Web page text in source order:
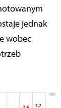
jednak
wobec